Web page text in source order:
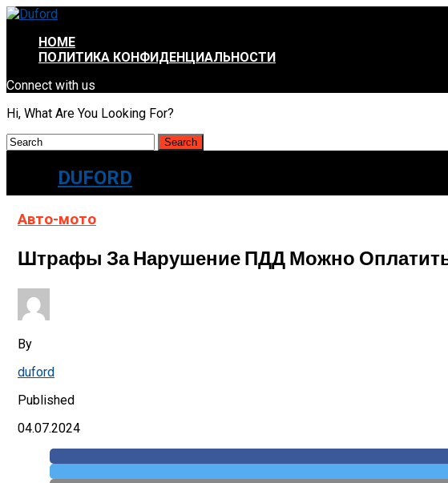
HOME
ПОЛИТИКА КОНФИДЕНЦИАЛЬНОСТИ
Connect with us
Hi, What Are You Looking For?
DUFORD
Авто-мото
Штрафы За Нарушение ПДД Можно
By
duford
Published
04.07.2024